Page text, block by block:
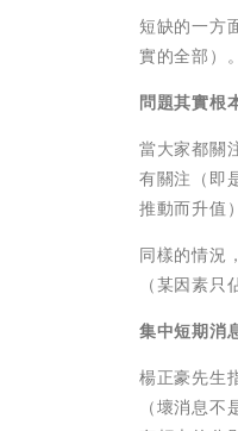
短缺的一方
實的全部）。
問題其實根
當大家都關
有關注（即
推動而升值
同樣的情況
（某因素
集中短期消
楊正豪先生
（壞消息